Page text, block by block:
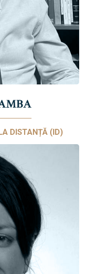
DISTANȚĂ (ID)